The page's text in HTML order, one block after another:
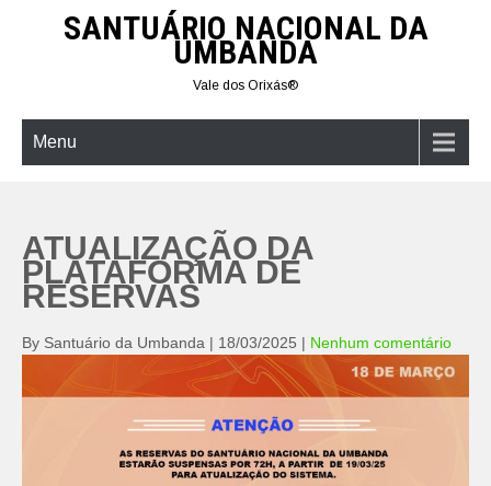
SANTUÁRIO NACIONAL DA
UMBANDA
Vale dos Orixás®
Menu
ATUALIZAÇÃO DA
PLATAFORMA DE
RESERVAS
By Santuário da Umbanda | 18/03/2025 | Nenhum comentário